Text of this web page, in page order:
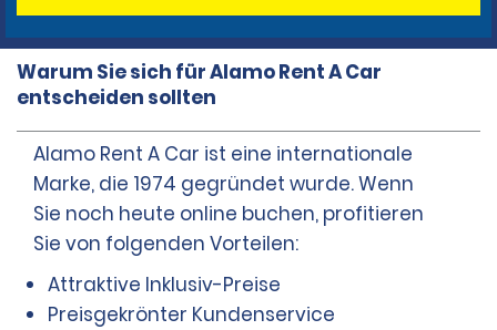
Warum Sie sich für Alamo Rent A Car
entscheiden sollten
Alamo Rent A Car ist eine internationale
Marke, die 1974 gegründet wurde. Wenn
Sie noch heute online buchen, profitieren
Sie von folgenden Vorteilen:
Attraktive Inklusiv-Preise
Preisgekrönter Kundenservice